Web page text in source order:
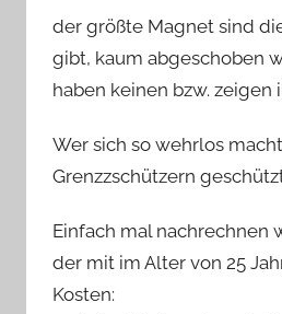
der größte Magnet sind
gibt, kaum abgeschoben
haben keinen bzw. zeigen
Wer sich so wehrlos
Grenzzschützern
Einfach mal nachrechnen
der mit im Alter von 25
Kosten: